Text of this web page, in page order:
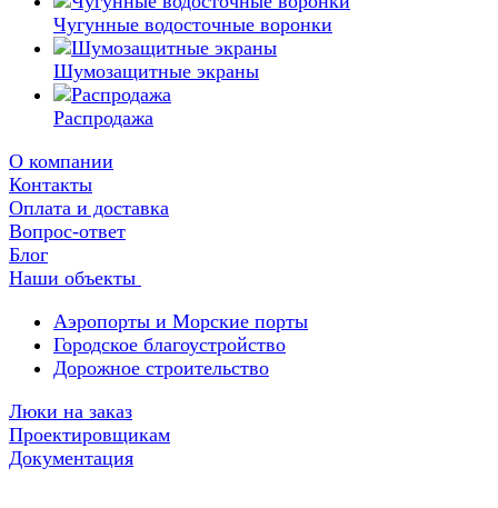
Чугунные водосточные воронки
Шумозащитные экраны
Распродажа
О компании
Контакты
Оплата и доставка
Вопрос-ответ
Блог
Наши объекты
Аэропорты и Морские порты
Городское благоустройство
Дорожное строительство
Люки на заказ
Проектировщикам
Документация